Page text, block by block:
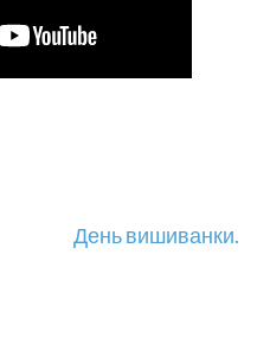
День вишиванки.